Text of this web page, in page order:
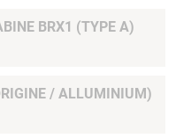
BRX1 (TYPE A)
/ ALLUMINIUM)